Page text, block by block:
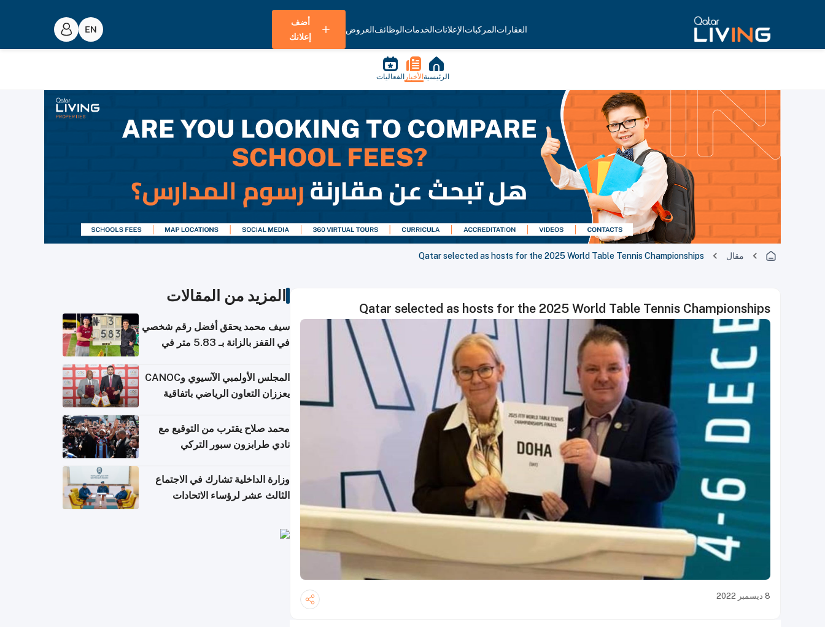
العقاراتالمركباتالإعلاناتالخدماتالوظائفالعروض
أضف
إعلانك
الرئيسية الأخبار الفعاليات
مقال Qatar selected as hosts for the 2025 World Table Tennis Championships
Qatar selected as hosts for the 2025 World Table Tennis Championships
8 ديسمبر 2022
المزيد من المقالات
سيف محمد يحقق أفضل رقم شخصي
في القفز بالزانة بـ 5.83 متر في
المجلس الأولمبي الآسيوي وCANOC
يعززان التعاون الرياضي باتفاقية
محمد صلاح يقترب من التوقيع مع
نادي طرابزون سبور التركي
وزارة الداخلية تشارك في الاجتماع
الثالث عشر لرؤساء الاتحادات
التعاون